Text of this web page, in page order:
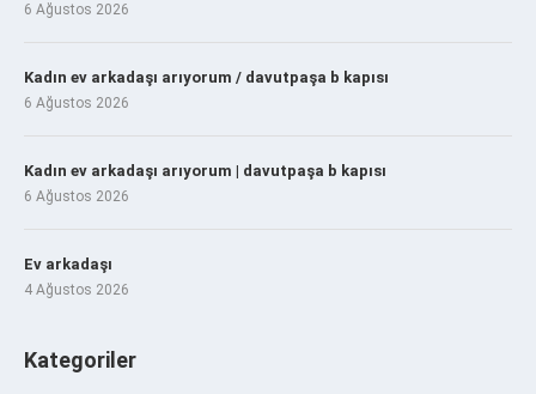
6 Ağustos 2026
Kadın ev arkadaşı arıyorum / davutpaşa b kapısı
6 Ağustos 2026
Kadın ev arkadaşı arıyorum | davutpaşa b kapısı
6 Ağustos 2026
Ev arkadaşı
4 Ağustos 2026
Kategoriler